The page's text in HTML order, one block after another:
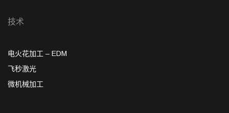
技术
电火花加工 – EDM
飞秒激光
微机械加工